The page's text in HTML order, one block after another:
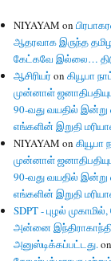
NIYAYAM on
ஆதரவாக இருந்த
கேட்கவே இல்லை…
ஆசிரியர் onகியூபா
முன்னாள்
90-வது வயதில் இன்று
எங்களின் இறுதி
NIYAYAM onகியூபா
முன்னாள்
90-வது வயதில் இன்று
எங்களின் இறுதி
SDPT - புழல்
அன்னை
அனுஸ்டிக்கப்பட்டது.